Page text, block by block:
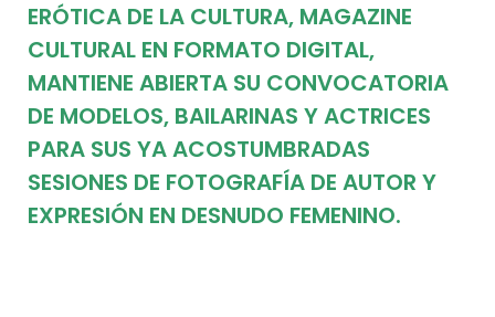
ERÓTICA DE LA CULTURA, MAGAZINE
CULTURAL EN FORMATO DIGITAL,
MANTIENE ABIERTA SU CONVOCATORIA
DE MODELOS, BAILARINAS Y ACTRICES
PARA SUS YA ACOSTUMBRADAS
SESIONES DE FOTOGRAFÍA DE AUTOR Y
EXPRESIÓN EN DESNUDO FEMENINO.